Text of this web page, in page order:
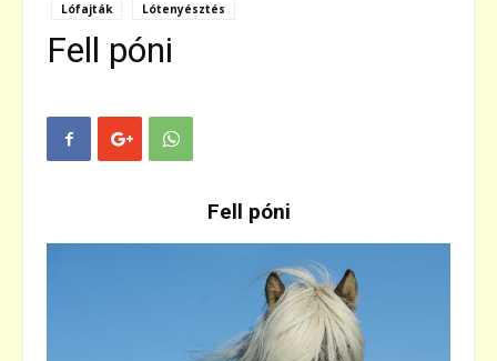
Lófajták Lótenyésztés
Fell póni
Fell póni